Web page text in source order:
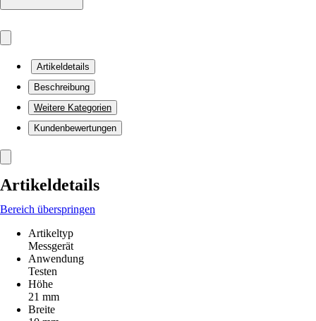
Artikeldetails
Beschreibung
Weitere Kategorien
Kundenbewertungen
Artikeldetails
Bereich überspringen
Artikeltyp
Messgerät
Anwendung
Testen
Höhe
21 mm
Breite